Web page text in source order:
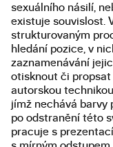
sexuálního násilí,
existuje souvislost.
strukturovaným
hledání pozice, v
zaznamenávání
otisknout či propsat
autorskou
jímž nechává barvy
po odstranění této
pracuje s